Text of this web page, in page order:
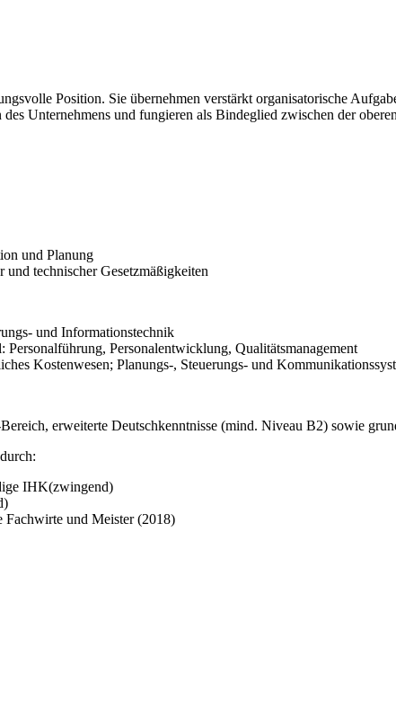
Position. Sie übernehmen verstärkt organisatorische
Unternehmens und fungieren als Bindeglied zwischen der
und Planung
technischer Gesetzmäßigkeiten
und Informationstechnik
Personalführung, Personalentwicklung, Qualitätsmanagement
Kostenwesen; Planungs-, Steuerungs- und
erweiterte Deutschkenntnisse (mind. Niveau B2) sowie
IHK(zwingend)
Fachwirte und Meister (2018)